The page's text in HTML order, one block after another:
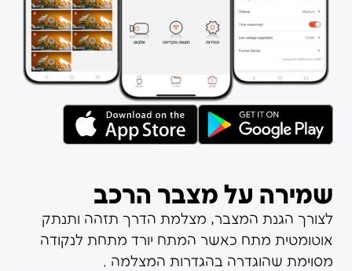
שמירה על מצבר הרכב
לצורך הגנת המצבר, מצלמת הדרך תזהה ותנתק
אוטומטית מתח כאשר המתח יורד מתחת לנקודה
מסוימת שהוגדרה בהגדרות המצלמה .